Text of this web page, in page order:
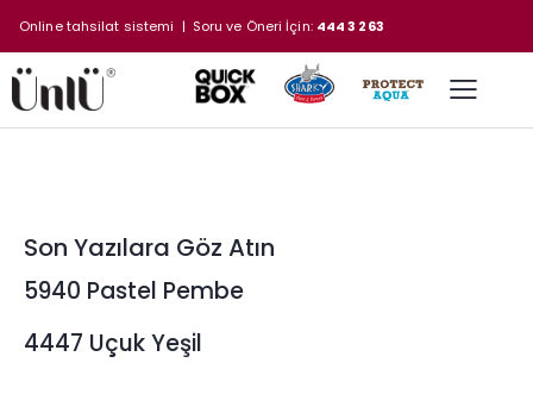
Online tahsilat sistemi | Soru ve Öneri İçin: 444 3 263
Son Yazılara Göz Atın
5940 Pastel Pembe
4447 Uçuk Yeşil